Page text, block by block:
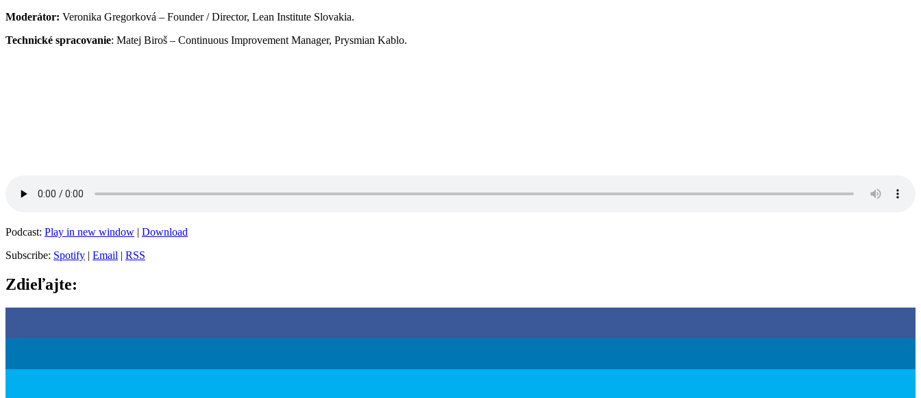
Moderátor: Veronika Gregorková – Founder / Director, Lean Institute Slovakia.
Technické spracovanie: Matej Biroš – Continuous Improvement Manager, Prysmian Kablo.
Podcast: Play in new window | Download
Subscribe: Spotify | Email | RSS
Zdieľajte: